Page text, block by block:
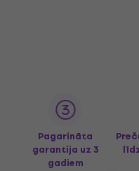
Pagarināta
garantija uz 3
gadiem